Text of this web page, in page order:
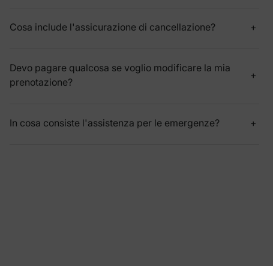
Cosa include l'assicurazione di cancellazione?
Devo pagare qualcosa se voglio modificare la mia
prenotazione?
In cosa consiste l'assistenza per le emergenze?